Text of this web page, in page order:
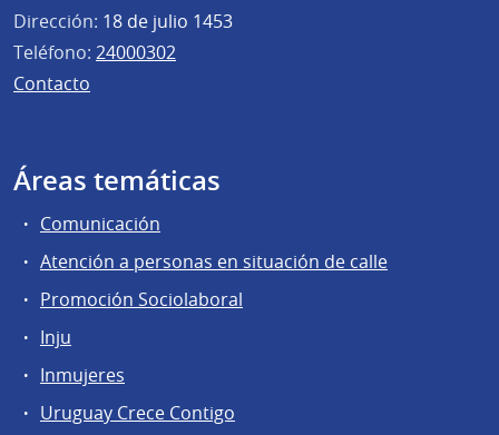
Dirección: 18 de julio 1453
Teléfono: 24000302
Contacto
Áreas temáticas
Comunicación
Atención a personas en situación de calle
Promoción Sociolaboral
Inju
Inmujeres
Uruguay Crece Contigo